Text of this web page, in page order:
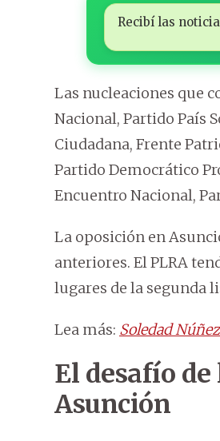
Recibí las
Las nucleaciones que
Nacional, Partido País
Ciudadana, Frente
Partido Democrático
Encuentro Nacional,
La oposición en
anteriores. El PLRA
lugares de la segunda
Lea más: Soledad
El desafío
Asunción